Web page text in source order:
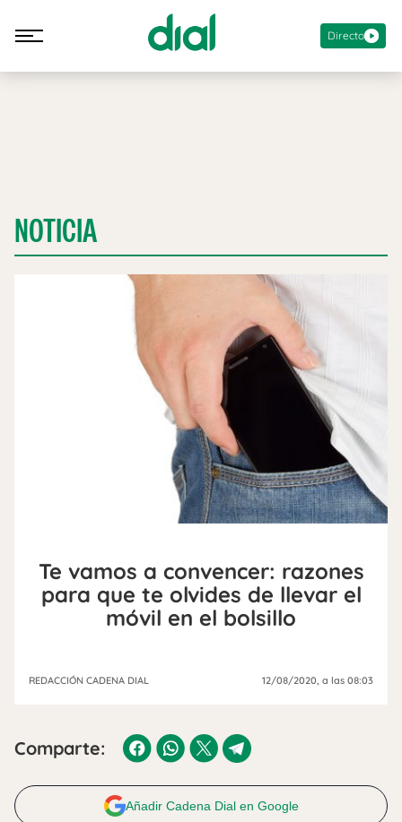
Directo
NOTICIA
Te vamos a convencer: razones
para que te olvides de llevar el
móvil en el bolsillo
REDACCIÓN CADENA DIAL 12/08/2020 , a las 08:03
Comparte:
Añadir Cadena Dial en Google